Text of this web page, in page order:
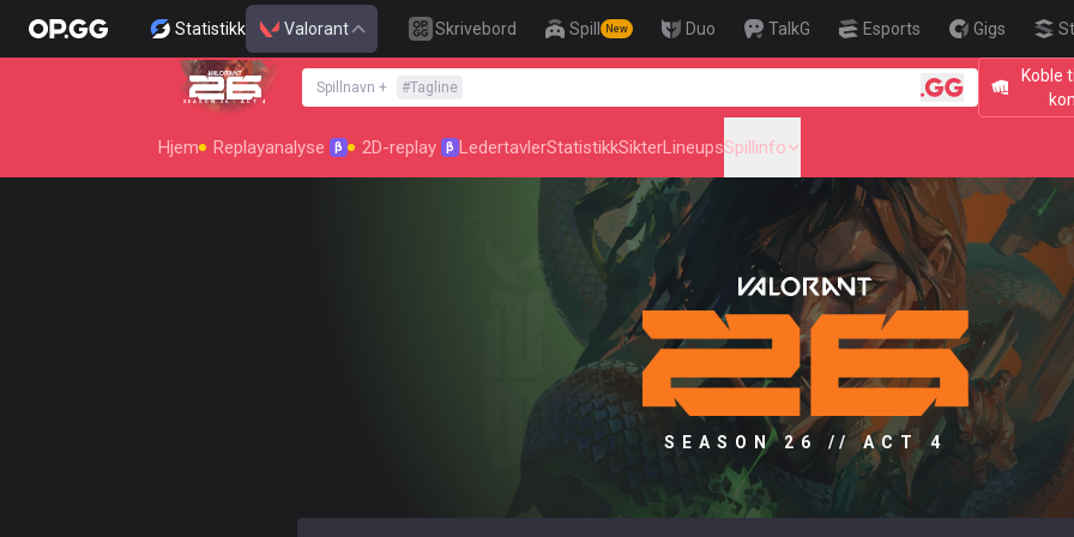
Statistikk Valorant Skrivebord Spill New Duo TalkG Esports Gigs
SEASON 26 : ACT 4
Spillnavn + #Tagline
Koble
🎯 Level
Hjem Replayanalyse β 2D-replay β LedertavlerStatistikkSikterLineupsSpillinfo
SEASON 26 // ACT 4